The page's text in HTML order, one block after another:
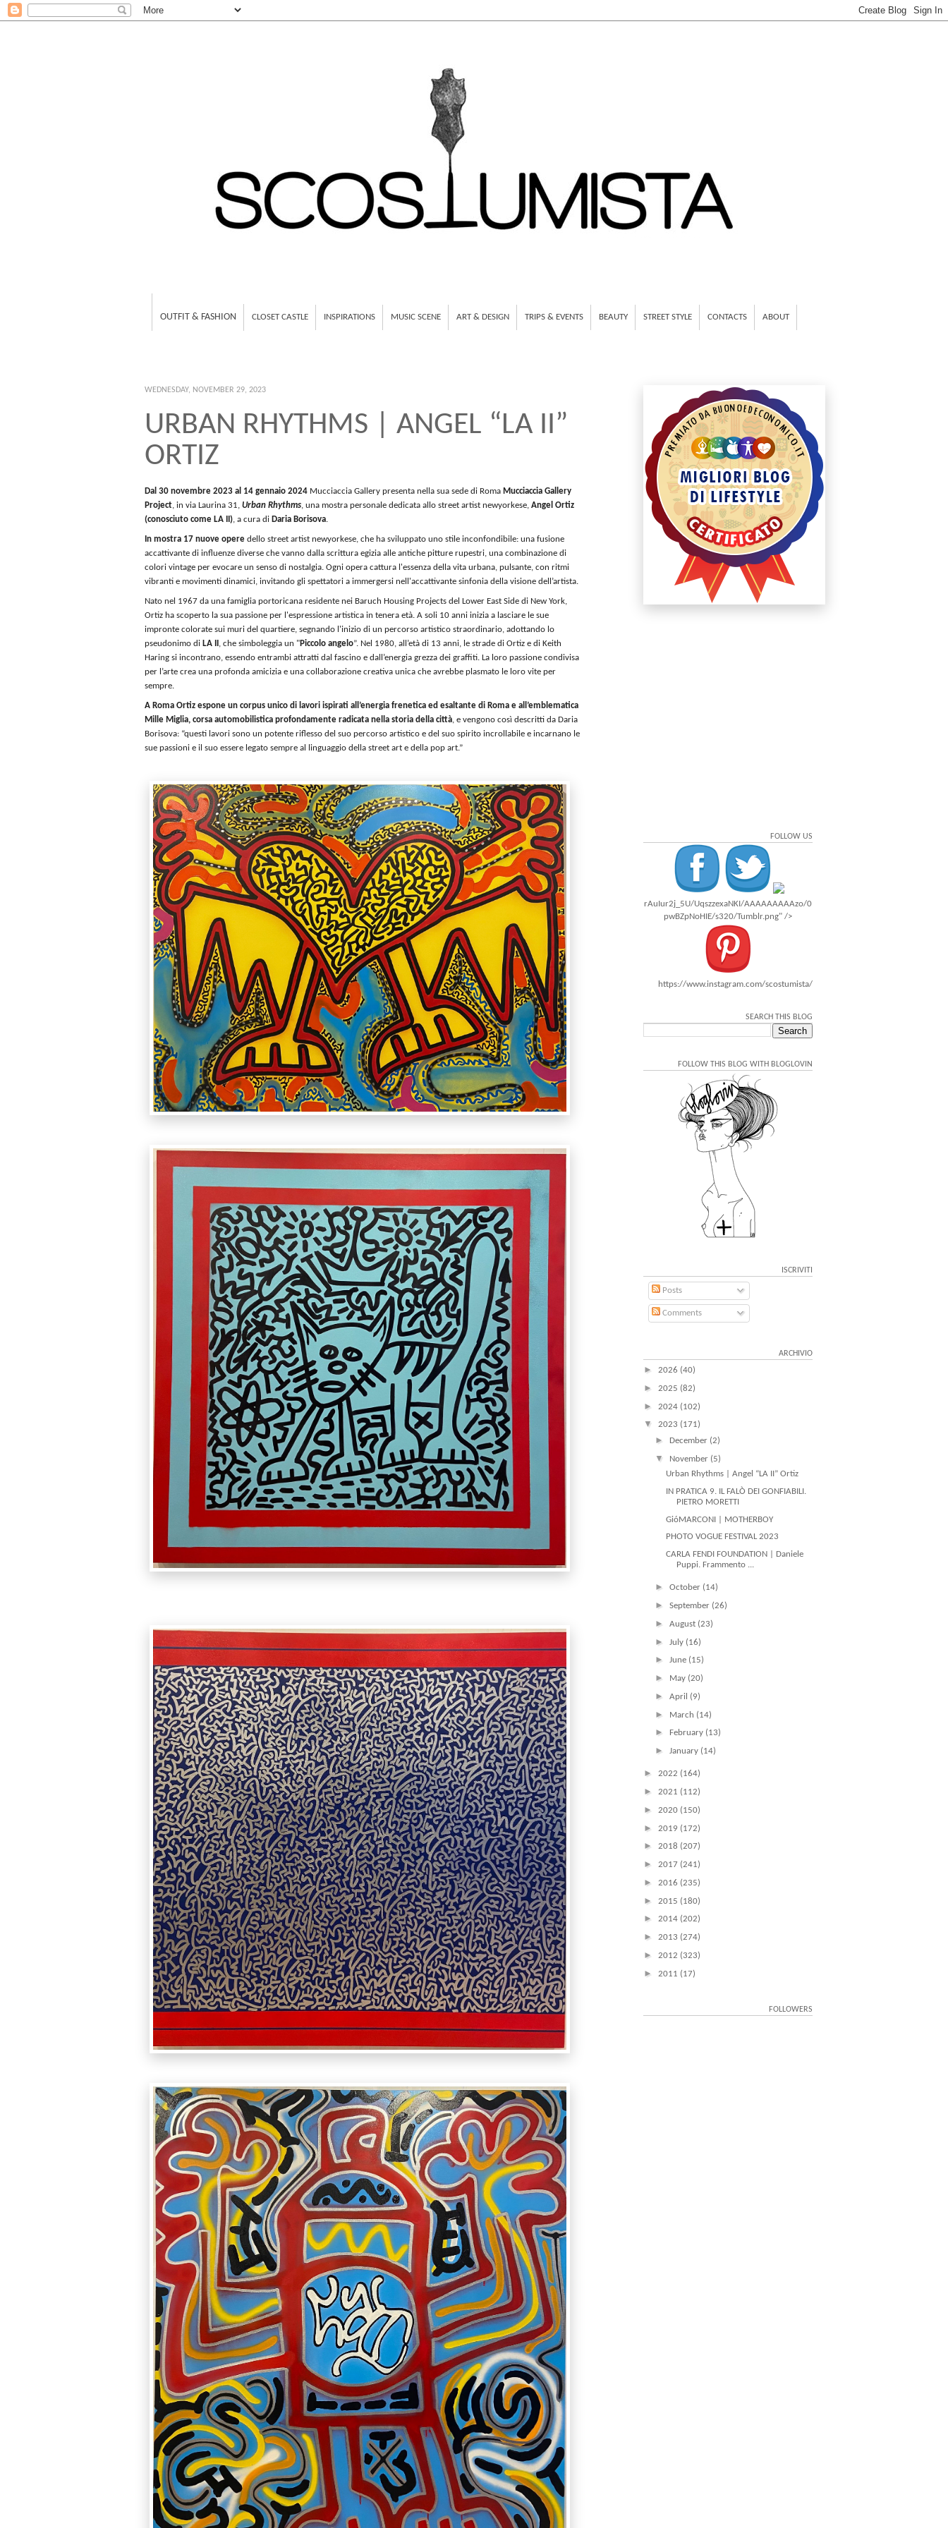
OUTFIT & FASHION CLOSET CASTLE INSPIRATIONS MUSIC SCENE ART & DESIGN TRIPS & EVENTS BEAUTY STREET STYLE CONTACTS ABOUT
WEDNESDAY, NOVEMBER 29, 2023
URBAN RHYTHMS | ANGEL “LA II”
ORTIZ
Dal 30 novembre 2023 al 14 gennaio 2024 Mucciaccia Gallery presenta nella sua sede di Roma Mucciaccia Gallery
Project , in via Laurina 31, Urban Rhythms , una mostra personale dedicata allo street artist newyorkese, Angel Ortiz
(conosciuto come LA II) , a cura di Daria Borisova
In mostra 17 nuove opere dello street artist newyorkese, che ha sviluppato uno stile inconfondibile: una fusione
accattivante di influenze diverse che vanno dalla scrittura egizia alle antiche pitture rupestri, una combinazione di
colori vintage per evocare un senso di nostalgia. Ogni opera cattura l'essenza della vita urbana, pulsante, con ritmi
vibranti e movimenti dinamici, invitando gli spettatori a immergersi nell'accattivante sinfonia della visione dell’artista.
Nato nel 1967 da una famiglia portoricana residente nei Baruch Housing Projects del Lower East Side di New York,
Ortiz ha scoperto la sua passione per l'espressione artistica in tenera età. A soli 10 anni inizia a lasciare le sue
impronte colorate sui muri del quartiere, segnando l'inizio di un percorso artistico straordinario, adottando lo
pseudonimo di LA II , che simboleggia un "Piccolo angelo”. Nel 1980, all’età di 13 anni, le strade di Ortiz e di Keith
Haring si incontrano, essendo entrambi attratti dal fascino e dall’energia grezza dei graffiti. La loro passione condivisa
per l’arte crea una profonda amicizia e una collaborazione creativa unica che avrebbe plasmato le loro vite per
sempre.
A Roma Ortiz espone un corpus unico di lavori ispirati all’energia frenetica ed esaltante di Roma e all’emblematica
Mille Miglia, corsa automobilistica profondamente radicata nella storia della città , e vengono così descritti da Daria
Borisova: “questi lavori sono un potente riflesso del suo percorso artistico e del suo spirito incrollabile e incarnano le
sue passioni e il suo essere legato sempre al linguaggio della street art e della pop art.”
FOLLOW US
rAuIur2j_5U/UqszzexaNKI/AAAAAAAAAzo/0
pwBZpNoHIE/s320/Tumblr.png" />
https://www.instagram.com/scostumista/
SEARCH THIS BLOG
FOLLOW THIS BLOG WITH BLOGLOVIN
ISCRIVITI
Posts
Comments
ARCHIVIO
► 2026 (40)
► 2025 (82)
► 2024 (102)
▼ 2023 (171)
► December (2)
▼ November (5)
Urban Rhythms | Angel “LA II” Ortiz
IN PRATICA 9. IL FALÒ DEI GONFIABILI.
PIETRO MORETTI
GióMARCONI | MOTHERBOY
PHOTO VOGUE FESTIVAL 2023
CARLA FENDI FOUNDATION | Daniele
Puppi. Frammento ...
► October (14)
► September (26)
► August (23)
► July (16)
► June (15)
► May (20)
► April (9)
► March (14)
► February (13)
► January (14)
► 2022 (164)
► 2021 (112)
► 2020 (150)
► 2019 (172)
► 2018 (207)
► 2017 (241)
► 2016 (235)
► 2015 (180)
► 2014 (202)
► 2013 (274)
► 2012 (323)
► 2011 (17)
FOLLOWERS